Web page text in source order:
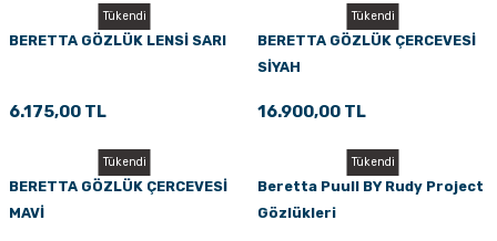
Tükendi
BERETTA GÖZLÜK LENSİ SARI
6.175,00 TL
Tükendi
BERETTA GÖZLÜK ÇERCEVESİ
SİYAH
16.900,00 TL
Tükendi
BERETTA GÖZLÜK ÇERCEVESİ
MAVİ
Tükendi
Beretta Puull BY Rudy Project
Gözlükleri